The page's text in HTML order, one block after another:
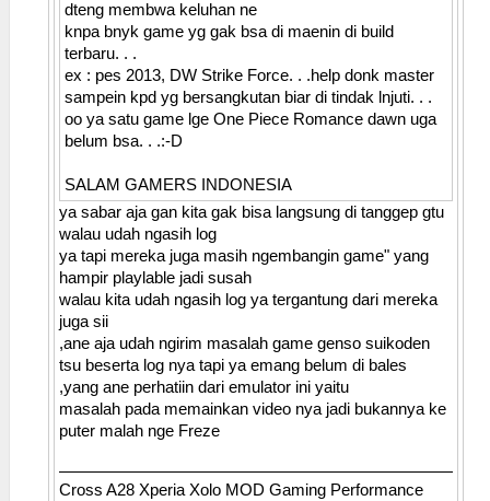
dteng membwa keluhan ne
knpa bnyk game yg gak bsa di maenin di build
terbaru. . .
ex : pes 2013, DW Strike Force. . .help donk master
sampein kpd yg bersangkutan biar di tindak lnjuti. . .
oo ya satu game lge One Piece Romance dawn uga
belum bsa. . .:-D
SALAM GAMERS INDONESIA
ya sabar aja gan kita gak bisa langsung di tanggep gtu
walau udah ngasih log
ya tapi mereka juga masih ngembangin game" yang
hampir playlable jadi susah
walau kita udah ngasih log ya tergantung dari mereka
juga sii
,ane aja udah ngirim masalah game genso suikoden
tsu beserta log nya tapi ya emang belum di bales
,yang ane perhatiin dari emulator ini yaitu
masalah pada memainkan video nya jadi bukannya ke
puter malah nge Freze
Cross A28 Xperia Xolo MOD Gaming Performance